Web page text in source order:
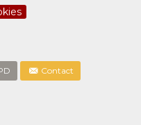
Contact